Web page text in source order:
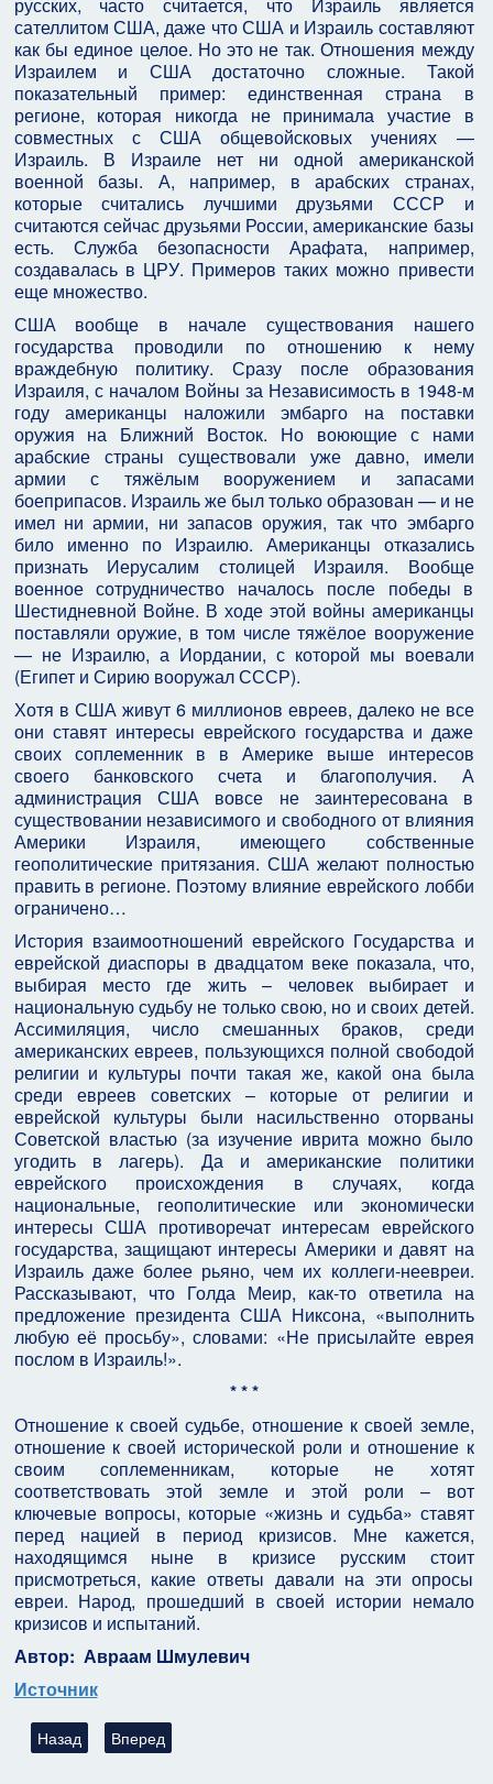
сателлитом США, даже что США и Израиль составляют
как бы единое целое. Но это не так. Отношения между
Израилем и США достаточно сложные. Такой
показательный пример: единственная страна в
регионе, которая никогда не принимала участие в
совместных с США общевойсковых учениях —
Израиль. В Израиле нет ни одной американской
военной базы. А, например, в арабских странах,
которые считались лучшими друзьями СССР и
считаются сейчас друзьями России, американские базы
есть. Служба безопасности Арафата, например,
создавалась в ЦРУ. Примеров таких можно привести
еще множество.
США вообще в начале существования нашего
государства проводили по отношению к нему
враждебную политику. Сразу после образования
Израиля, с началом Войны за Независимость в 1948-м
году американцы наложили эмбарго на поставки
оружия на Ближний Восток. Но воюющие с нами
арабские страны существовали уже давно, имели
армии с тяжёлым вооружением и запасами
боеприпасов. Израиль же был только образован — и не
имел ни армии, ни запасов оружия, так что эмбарго
било именно по Израилю. Американцы отказались
признать Иерусалим столицей Израиля. Вообще
военное сотрудничество началось после победы в
Шестидневной Войне. В ходе этой войны американцы
поставляли оружие, в том числе тяжёлое вооружение
— не Израилю, а Иордании, с которой мы воевали
(Египет и Сирию вооружал СССР).
Хотя в США живут 6 миллионов евреев, далеко не все
они ставят интересы еврейского государства и даже
своих соплеменник в в Америке выше интересов
своего банковского счета и благополучия. А
администрация США вовсе не заинтересована в
существовании независимого и свободного от влияния
Америки Израиля, имеющего собственные
геополитические притязания. США желают полностью
править в регионе. Поэтому влияние еврейского лобби
ограничено…
История взаимоотношений еврейского Государства и
еврейской диаспоры в двадцатом веке показала, что,
выбирая место где жить – человек выбирает и
национальную судьбу не только свою, но и своих детей.
Ассимиляция, число смешанных браков, среди
американских евреев, пользующихся полной свободой
религии и культуры почти такая же, какой она была
среди евреев советских – которые от религии и
еврейской культуры были насильственно оторваны
Советской властью (за изучение иврита можно было
угодить в лагерь). Да и американские политики
еврейского происхождения в случаях, когда
национальные, геополитические или экономически
интересы США противоречат интересам еврейского
государства, защищают интересы Америки и давят на
Израиль даже более рьяно, чем их коллеги-неевреи.
Рассказывают, что Голда Меир, как-то ответила на
предложение президента США Никсона, «выполнить
любую её просьбу», словами: «Не присылайте еврея
послом в Израиль!».
* * *
Отношение к своей судьбе, отношение к своей земле,
отношение к своей исторической роли и отношение к
своим соплеменникам, которые не хотят
соответствовать этой земле и этой роли – вот
ключевые вопросы, которые «жизнь и судьба» ставят
перед нацией в период кризисов. Мне кажется,
находящимся ныне в кризисе русским стоит
присмотреться, какие ответы давали на эти опросы
евреи. Народ, прошедший в своей истории немало
кризисов и испытаний.
Автор: Авраам Шмулевич
Источник
Предыдущий: В переводе на человеческий
Назад Следующий: Картина маслом
Вперед